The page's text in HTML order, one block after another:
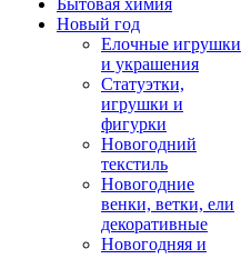
Бытовая химия
Новый год
Елочные игрушки
и украшения
Статуэтки,
игрушки и
фигурки
Новогодний
текстиль
Новогодние
венки, ветки, ели
декоративные
Новогодняя и